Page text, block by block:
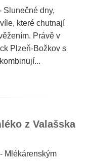
Slunečné dny,
které chutnají
Právě v
Plzeň-Božkov s
z Valašska
Mlékárenským